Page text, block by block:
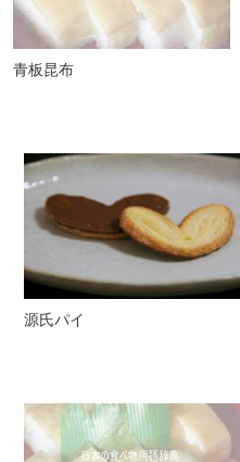
青板昆布
源氏パイ